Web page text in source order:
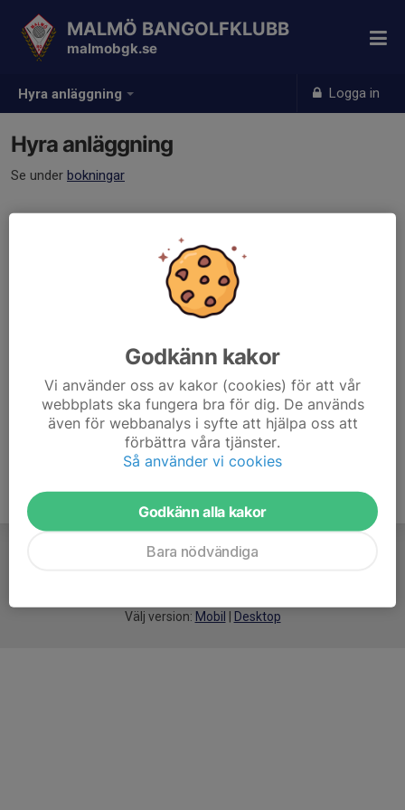
Hyra anläggning Logga in
MALMÖ BANGOLFKLUBB
malmobgk.se
Hyra anläggning
Se under bokningar
Välj version: Mobil Desktop
Godkänn kakor
Vi använder oss av kakor (cookies) för att vår
webbplats ska fungera bra för dig. De används
även för webbanalys i syfte att hjälpa oss att
förbättra våra tjänster.
Så använder vi cookies
Godkänn alla kakor
Bara nödvändiga